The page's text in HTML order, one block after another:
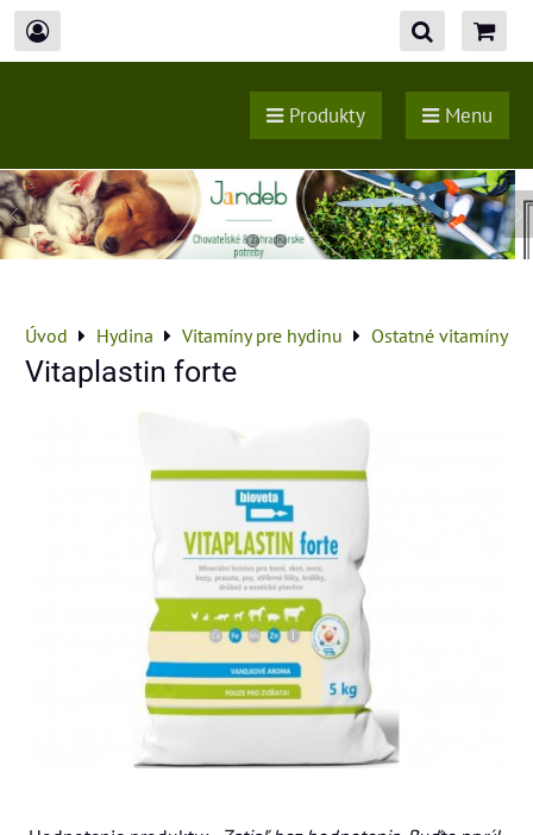
Produkty Menu
Úvod Hydina Vitamíny pre hydinu Ostatné vitamíny
Vitaplastin forte